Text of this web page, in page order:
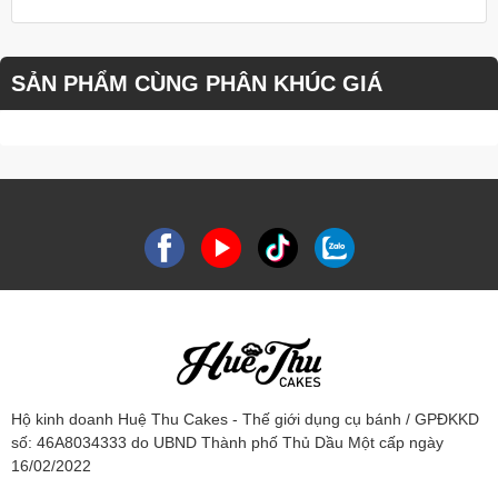
SẢN PHẨM CÙNG PHÂN KHÚC GIÁ
Hộ kinh doanh Huệ Thu Cakes - Thế giới dụng cụ bánh / GPĐKKD
số: 46A8034333 do UBND Thành phố Thủ Dầu Một cấp ngày
16/02/2022